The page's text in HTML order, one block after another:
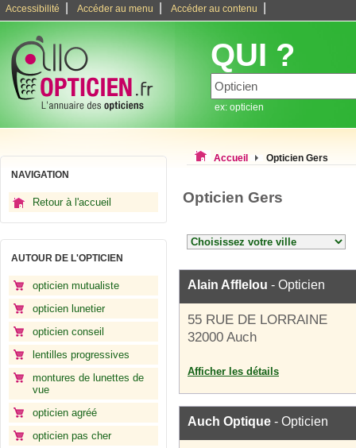
Accessibilité Accéder au menu Accéder au contenu
QUI ?
ex: opticien
NAVIGATION
Retour à l'accueil
AUTOUR DE L'OPTICIEN
opticien mutualiste
opticien lunetier
opticien conseil
lentilles progressives
montures de lunettes de
vue
opticien agréé
opticien pas cher
Accueil Opticien Gers
Opticien Gers
Alain Afflelou - Opticien
55 RUE DE LORRAINE
32000 Auch
Afficher les détails
Auch Optique - Opticien